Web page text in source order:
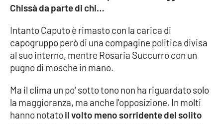
SPECIALI
Buona Sanità Calabria
CALABRIAVISIONE
Destinazioni
Eventi
Chissà da parte di chi…
Intanto Caputo è rimasto con la carica di
capogruppo però di una compagine politica divisa
al suo interno, mentre Rosaria Succurro con un
pugno di mosche in mano.
Ma il clima un po' sotto tono non ha riguardato solo
la maggioranza, ma anche l'opposizione. In molti
hanno notatoil volto meno sorridente del solito